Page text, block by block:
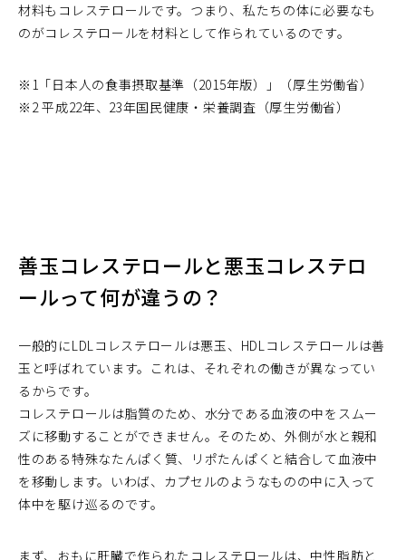
材料もコレステロールです。つまり、私たちの体に必要なも
のがコレステロールを材料として作られているのです。
※1「日本人の食事摂取基準（2015年版）」（厚生労働省）
※2 平成22年、23年国民健康・栄養調査（厚生労働省）
善玉コレステロールと悪玉コレステロ
ールって何が違うの？
一般的にLDLコレステロールは悪玉、HDLコレステロールは善
玉と呼ばれています。これは、それぞれの働きが異なってい
るからです。
コレステロールは脂質のため、水分である血液の中をスムー
ズに移動することができません。そのため、外側が水と親和
性のある特殊なたんぱく質、リポたんぱくと結合して血液中
を移動します。いわば、カプセルのようなものの中に入って
体中を駆け巡るのです。
まず、おもに肝臓で作られたコレステロールは、中性脂肪と